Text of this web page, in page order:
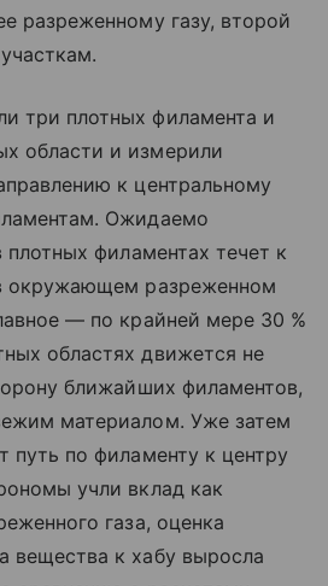
разреженному газу, второй
три плотных филамента и
области и измерили
к центральному
Ожидаемо
плотных филаментах течет к
окружающем разреженном
— по крайней мере 30 %
областях движется не
ближайших филаментов,
материалом. Уже затем
путь по филаменту к центру
учли вклад как
газа, оценка
вещества к хабу выросла